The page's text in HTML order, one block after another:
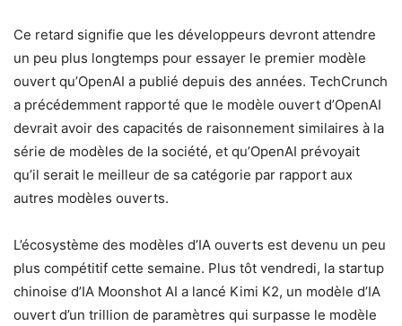
Ce retard signifie que les développeurs devront attendre
un peu plus longtemps pour essayer le premier modèle
ouvert qu’OpenAI a publié depuis des années. TechCrunch
a précédemment rapporté que le modèle ouvert d’OpenAI
devrait avoir des capacités de raisonnement similaires à la
série de modèles de la société, et qu’OpenAI prévoyait
qu’il serait le meilleur de sa catégorie par rapport aux
autres modèles ouverts.
L’écosystème des modèles d’IA ouverts est devenu un peu
plus compétitif cette semaine. Plus tôt vendredi, la startup
chinoise d’IA Moonshot AI a lancé Kimi K2, un modèle d’IA
ouvert d’un trillion de paramètres qui surpasse le modèle